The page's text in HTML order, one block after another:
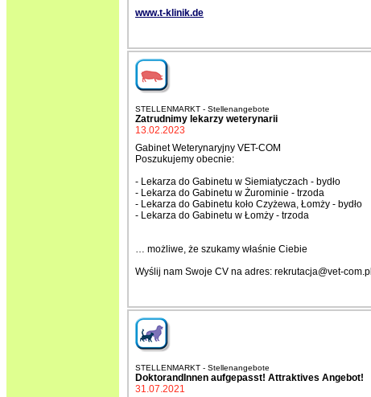
www.t-klinik.de
STELLENMARKT - Stellenangebote
Zatrudnimy lekarzy weterynarii
13.02.2023
Gabinet Weterynaryjny VET-COM
Poszukujemy obecnie:
- Lekarza do Gabinetu w Siemiatyczach - bydło
- Lekarza do Gabinetu w Żurominie - trzoda
- Lekarza do Gabinetu koło Czyżewa, Łomży - bydło
- Lekarza do Gabinetu w Łomży - trzoda
… możliwe, że szukamy właśnie Ciebie
Wyślij nam Swoje CV na adres: rekrutacja@vet-com.pl
STELLENMARKT - Stellenangebote
DoktorandInnen aufgepasst! Attraktives Angebot!
31.07.2021